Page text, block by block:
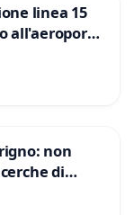
linea 15
all'aeroporto
non
di